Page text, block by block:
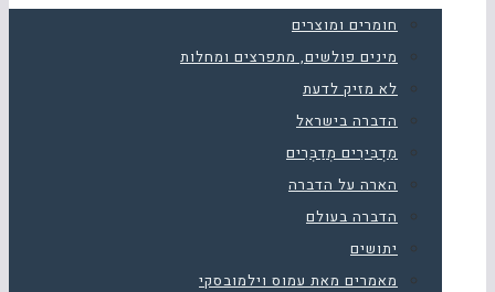
חומרים ומוצרים
מינים פולשים, מתפרצים ומחלות
לא מזיק לדעת
הדברה בישראל
מַדְבִּירִים מְדַבְּרִים
הארה על הדברה
הדברה בעולם
יתושים
מאמרים מאת עמוס וילמובסקי